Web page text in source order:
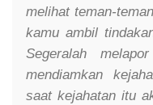
melihat teman-
kamu ambil
Segeralah
mendiamkan
saat kejahatan itu